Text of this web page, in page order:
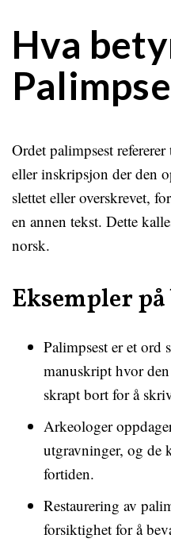
Hva
Ordet palimpsest
eller inskripsjon der den
slettet eller overskrevet,
en annen tekst. Dette
norsk.
Eksempler
Palimpsest er et ord
manuskript hvor
skrapt bort for å
Arkeologer
utgravninger, og
fortiden.
Restaurering av
forsiktighet for å